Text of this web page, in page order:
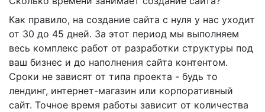
Как правило, на создание сайта с нуля у нас уходит
от 30 до 45 дней. За этот период мы выполняем
весь комплекс работ от разработки структуры под
ваш бизнес и до наполнения сайта контентом.
Сроки не зависят от типа проекта - будь то
лендинг, интернет-магазин или корпоративный
сайт. Точное время работы зависит от количества